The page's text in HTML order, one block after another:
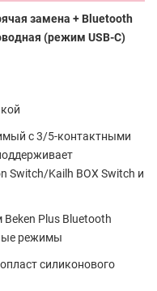
замена + Bluetooth
(режим USB-C)
с 3/5-контактными
Switch/Kailh BOX Switch и
Plus Bluetooth
режимы
силиконового